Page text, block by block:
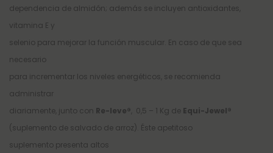
dependencia de almidón; además se incluyen antioxidantes,
vitamina E y
selenio para mejorar la función muscular. En caso de que sea
necesario
para incrementar los niveles energéticos, se recomienda
administrar
diariamente, junto con Re-leve® , 0,5 – 1 Kg de Equi-Jewel®
(suplemento de salvado de arroz). Éste apetitoso
suplemento presenta altos